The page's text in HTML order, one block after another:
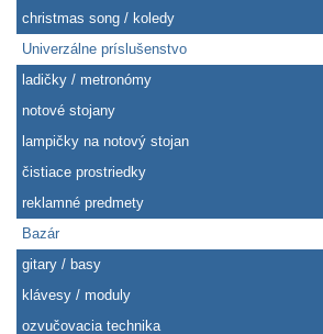
christmas song / koledy
Univerzálne príslušenstvo
ladičky / metronómy
notové stojany
lampičky na notový stojan
čistiace prostriedky
reklamné predmety
Bazár
gitary / basy
klávesy / moduly
ozvučovacia technika